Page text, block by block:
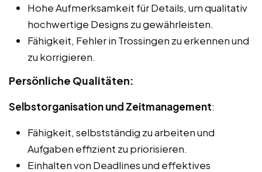
Hohe Aufmerksamkeit für Details, um qualitativ
hochwertige Designs zu gewährleisten.
Fähigkeit, Fehler in Trossingen zu erkennen und
zu korrigieren.
Persönliche Qualitäten:
Selbstorganisation und Zeitmanagement:
Fähigkeit, selbstständig zu arbeiten und
Aufgaben effizient zu priorisieren.
Einhalten von Deadlines und effektives